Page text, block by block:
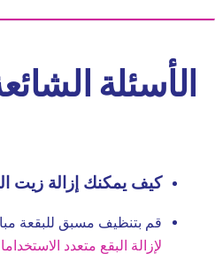
الأسئلة
كيف يمكنك إزالة زيت
قم بتنظيف مسبق للبقعة
لإزالة البقع متعدد